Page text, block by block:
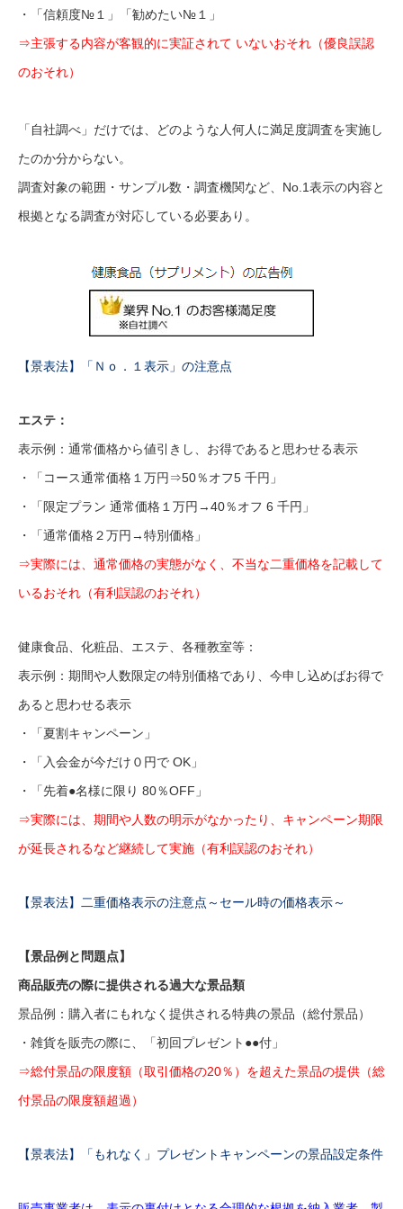
・「信頼度№１」「勧めたい№１」
⇒主張する内容が客観的に実証されて いないおそれ（優良誤認
のおそれ）
「自社調べ」だけでは、どのような人何人に満足度調査を実施し
たのか分からない。
調査対象の範囲・サンプル数・調査機関など、No.1表示の内容と
根拠となる調査が対応している必要あり。
【景表法】「Ｎｏ．１表示」の注意点
エステ：
表示例：通常価格から値引きし、お得であると思わせる表示
・「コース通常価格１万円⇒50％オフ5 千円」
・「限定プラン 通常価格１万円→40％オフ 6 千円」
・「通常価格２万円→特別価格」
⇒実際には、通常価格の実態がなく、不当な二重価格を記載して
いるおそれ（有利誤認のおそれ）
健康食品、化粧品、エステ、各種教室等：
表示例：期間や人数限定の特別価格であり、今申し込めばお得で
あると思わせる表示
・「夏割キャンペーン」
・「入会金が今だけ０円で OK」
・「先着●名様に限り 80％OFF」
⇒実際には、期間や人数の明示がなかったり、キャンペーン期限
が延長されるなど継続して実施（有利誤認のおそれ）
【景表法】二重価格表示の注意点～セール時の価格表示～
【景品例と問題点】
商品販売の際に提供される過大な景品類
景品例：購入者にもれなく提供される特典の景品（総付景品）
・雑貨を販売の際に、「初回プレゼント●●付」
⇒総付景品の限度額（取引価格の20％）を超えた景品の提供（総
付景品の限度額超過）
【景表法】「もれなく」プレゼントキャンペーンの景品設定条件